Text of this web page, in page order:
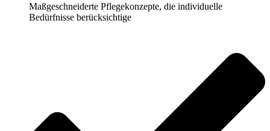
Maßgeschneiderte Pflegekonzepte, die individuelle
Bedürfnisse berücksichtige